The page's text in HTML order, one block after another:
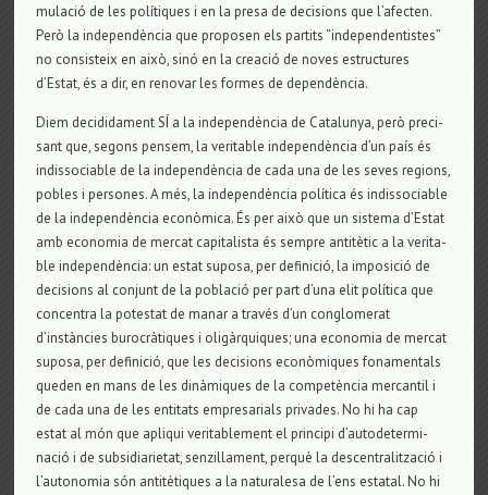
mu­lació de les polítiques i en la presa de deci­si­ons que l’afec­ten.
Però la inde­pendència que pro­po­sen els par­tits “inde­pen­den­tis­tes”
no con­sis­teix en això, sinó en la cre­ació de noves estruc­tu­res
d’Estat, és a dir, en reno­var les for­mes de dependència.
Diem deci­di­da­ment SÍ a la inde­pendència de Cata­lu­nya, però pre­ci­
sant que, segons pen­sem, la veri­ta­ble inde­pendència d’un país és
indis­so­ci­a­ble de la inde­pendència de cada una de les seves regi­ons,
pobles i per­so­nes. A més, la inde­pendència política és indis­so­ci­a­ble
de la inde­pendència econòmica. És per això que un sis­tema d’Estat
amb eco­no­mia de mer­cat capi­ta­lista és sem­pre antitètic a la veri­ta­
ble inde­pendència: un estat suposa, per defi­nició, la impo­sició de
deci­si­ons al con­junt de la població per part d’una elit política que
con­cen­tra la potes­tat de manar a través d’un con­glo­me­rat
d’instàncies burocràtiques i oligàrqui­ques; una eco­no­mia de mer­cat
suposa, per defi­nició, que les deci­si­ons econòmiques fona­men­tals
que­den en mans de les dinàmiques de la com­petència mer­can­til i
de cada una de les enti­tats empre­sa­ri­als pri­va­des. No hi ha cap
estat al món que apli­qui veri­ta­ble­ment el prin­cipi d’auto­de­ter­mi­
nació i de sub­si­di­a­ri­e­tat, sen­zi­lla­ment, perquè la des­cen­tra­lit­zació i
l’auto­no­mia són antitètiques a la natu­ra­lesa de l’ens esta­tal. No hi